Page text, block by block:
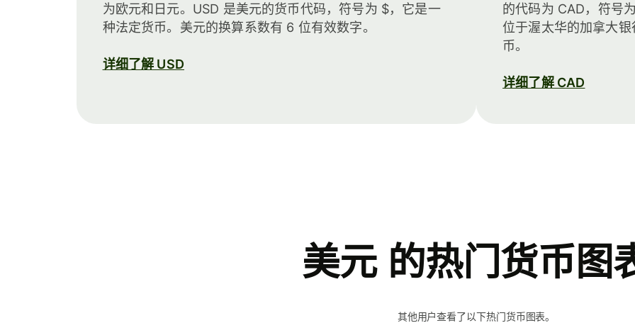
为欧元和日元。USD 是美元的货币代码，符号为 $，它是一
种法定货币。美元的换算系数有 6 位有效数字。
详细了解 USD
的代码为 CAD，符号
位于渥太华的加拿大
币。
详细了解 CAD
美元 的热门货币图
其他用户查看了以下热门货币图表。